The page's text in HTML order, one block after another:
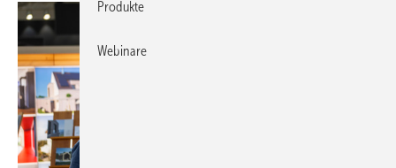
Produkte
Webinare